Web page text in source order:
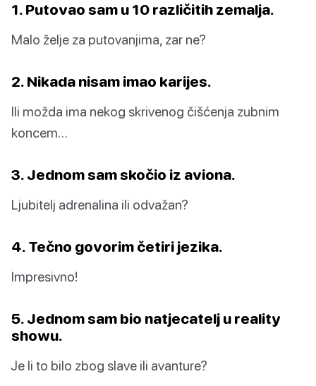
1. Putovao sam u 10 različitih zemalja.
Malo želje za putovanjima, zar ne?
2. Nikada nisam imao karijes.
Ili možda ima nekog skrivenog čišćenja zubnim
koncem…
3. Jednom sam skočio iz aviona.
Ljubitelj adrenalina ili odvažan?
4. Tečno govorim četiri jezika.
Impresivno!
5. Jednom sam bio natjecatelj u reality
showu.
Je li to bilo zbog slave ili avanture?